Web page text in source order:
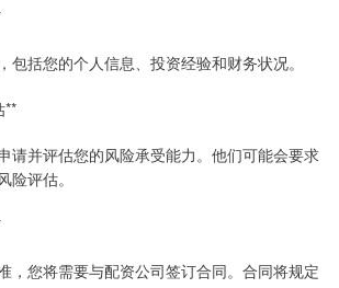
包括您的个人信息、投资经验和财务状况。
**
请并评估您的风险承受能力。他们可能会要求
评估。
，您将需要与配资公司签订合同。合同将规定